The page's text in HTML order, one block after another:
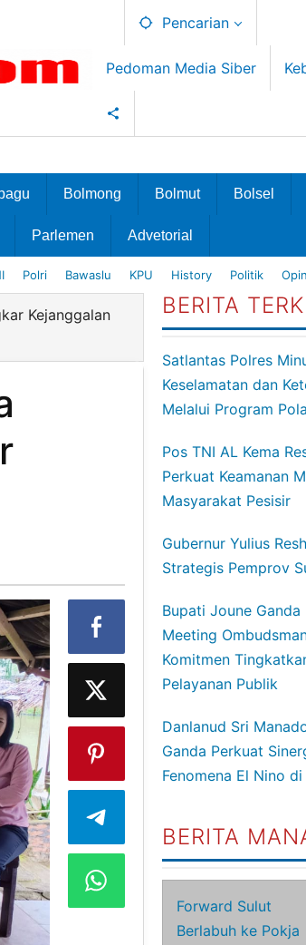
Pencarian
Pedoman Media Siber
Bolmong Bolmut Bolsel
Parlemen Advetorial
Polri Bawaslu KPU History Politik
Kejanggalan
BERITA
Satlantas Polres
Keselamatan dan
Melalui Program
Pos TNI AL Kema
Perkuat Keamanan
Masyarakat Pesisir
Gubernur Yulius
Strategis Pemprov
Bupati Joune
Meeting
Komitmen
Pelayanan Publik
Danlanud Sri
Ganda Perkuat
Fenomena El Nino
BERITA
Forward Sulut
Berlabuh ke Pokja